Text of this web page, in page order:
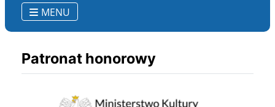
MENU
Patronat honorowy